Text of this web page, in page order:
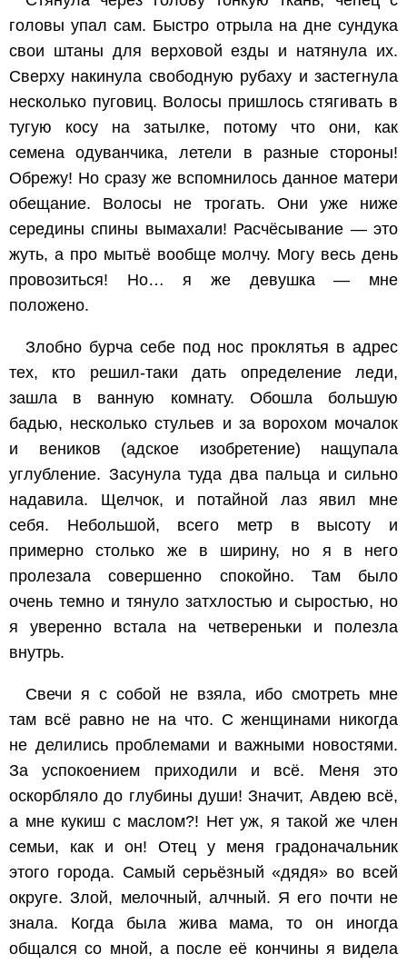
головы упал сам. Быстро отрыла на дне сундука
свои штаны для верховой езды и натянула их.
Сверху накинула свободную рубаху и застегнула
несколько пуговиц. Волосы пришлось стягивать в
тугую косу на затылке, потому что они, как
семена одуванчика, летели в разные стороны!
Обрежу! Но сразу же вспомнилось данное матери
обещание. Волосы не трогать. Они уже ниже
середины спины вымахали! Расчёсывание — это
жуть, а про мытьё вообще молчу. Могу весь день
провозиться! Но… я же девушка — мне
положено.
Злобно бурча себе под нос проклятья в адрес
тех, кто решил-таки дать определение леди,
зашла в ванную комнату. Обошла большую
бадью, несколько стульев и за ворохом мочалок
и веников (адское изобретение) нащупала
углубление. Засунула туда два пальца и сильно
надавила. Щелчок, и потайной лаз явил мне
себя. Небольшой, всего метр в высоту и
примерно столько же в ширину, но я в него
пролезала совершенно спокойно. Там было
очень темно и тянуло затхлостью и сыростью, но
я уверенно встала на четвереньки и полезла
внутрь.
Свечи я с собой не взяла, ибо смотреть мне
там всё равно не на что. С женщинами никогда
не делились проблемами и важными новостями.
За успокоением приходили и всё. Меня это
оскорбляло до глубины души! Значит, Авдею всё,
а мне кукиш с маслом?! Нет уж, я такой же член
семьи, как и он! Отец у меня градоначальник
этого города. Самый серьёзный «дядя» во всей
округе. Злой, мелочный, алчный. Я его почти не
знала. Когда была жива мама, то он иногда
общался со мной, а после её кончины я видела